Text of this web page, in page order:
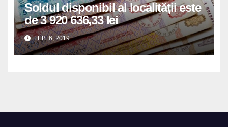
Soldul disponibil al localității este
de 3 920 636,33 lei
FEB. 6, 2019